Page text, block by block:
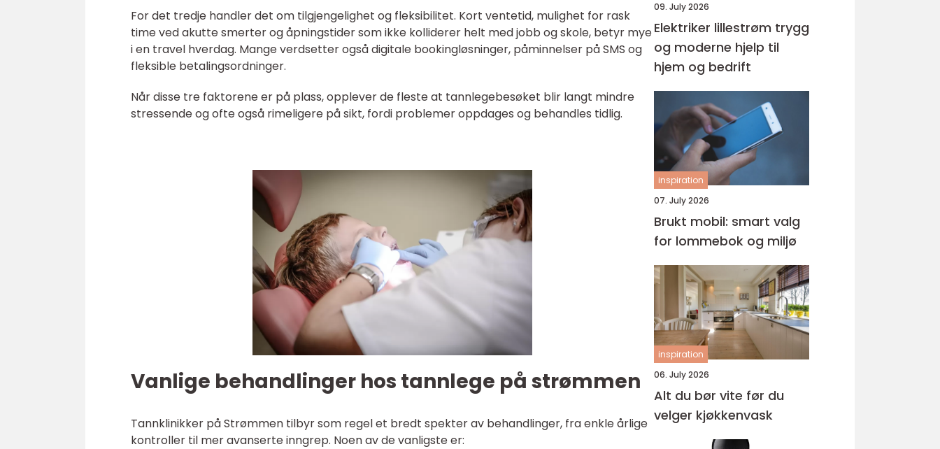
For det tredje handler det om tilgjengelighet og fleksibilitet. Kort ventetid, mulighet for rask
time ved akutte smerter og åpningstider som ikke kolliderer helt med jobb og skole, betyr mye
i en travel hverdag. Mange verdsetter også digitale bookingløsninger, påminnelser på SMS og
fleksible betalingsordninger.
Når disse tre faktorene er på plass, opplever de fleste at tannlegebesøket blir langt mindre
stressende og ofte også rimeligere på sikt, fordi problemer oppdages og behandles tidlig.
Vanlige behandlinger hos tannlege på strømmen
Tannklinikker på Strømmen tilbyr som regel et bredt spekter av behandlinger, fra enkle årlige
kontroller til mer avanserte inngrep. Noen av de vanligste er:
09. July 2026
Elektriker lillestrøm trygg
og moderne hjelp til
hjem og bedrift
inspiration
07. July 2026
Brukt mobil: smart valg
for lommebok og miljø
inspiration
06. July 2026
Alt du bør vite før du
velger kjøkkenvask